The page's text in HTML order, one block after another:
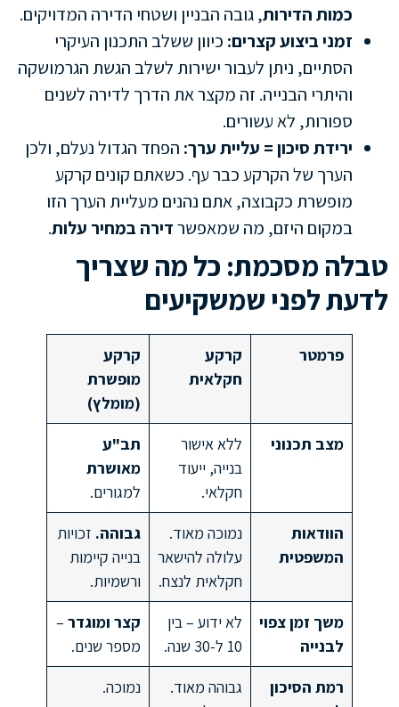
כמות הדירות, גובה הבניין ושטחי הדירה המדויקים.
זמני ביצוע קצרים: כיוון ששלב התכנון העיקרי
הסתיים, ניתן לעבור ישירות לשלב הגשת הגרמושקה
והיתרי הבנייה. זה מקצר את הדרך לדירה לשנים
ספורות, לא עשורים.
ירידת סיכון = עליית ערך: הפחד הגדול נעלם, ולכן
הערך של הקרקע כבר עף. כשאתם קונים קרקע
מופשרת כקבוצה, אתם נהנים מעליית הערך הזו
במקום היזם, מה שמאפשרדירה במחיר עלות.
טבלה מסכמת: כל מה שצריך
לדעת לפני שמשקיעים
פרמטר
קרקע
חקלאית
קרקע
מופשרת
(מומלץ)
מצב תכנוני
ללא אישור
בנייה, ייעוד
חקלאי.
תב"ע
מאושרת
למגורים.
הוודאות
המשפטית
נמוכה מאוד.
עלולה להישאר
חקלאית לנצח.
גבוהה. זכויות
בנייה קיימות
ורשמיות.
משך זמן צפוי
לבנייה
לא ידוע – בין
10 ל-30 שנה.
קצר ומוגדר –
מספר שנים.
רמת הסיכון
גבוהה מאוד.
נמוכה.